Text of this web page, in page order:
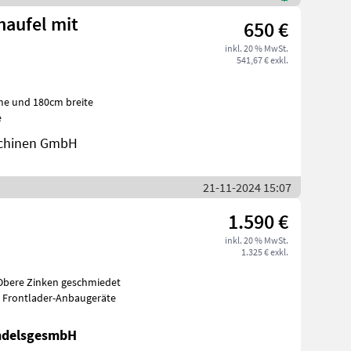
mit 650 €
inkl. 20 % MwSt.
541,67 € exkl.
und 180cm breite
GmbH
21-11-2024 15:07
1.590 €
inkl. 20 % MwSt.
1.325 € exkl.
Frontlader-Anbaugeräte